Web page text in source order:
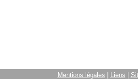
Mentions légales Liens